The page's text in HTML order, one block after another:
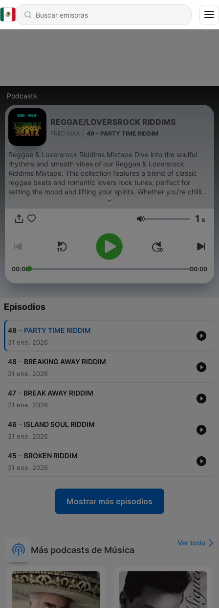
Podcasts
REGGAE/LOVERSROCK RIDDIMS
FRED MAX 49 - PARTY TIME RIDDIM
Reggae & Loversrock Riddims Mixtape Dive into the soulful
rhythms and smooth vibes of our Reggae & Loversrock
Riddims Mixtape. This collection features a blend of classic
reggae beats and romantic lovers rock tunes, perfect for
setting the mood and lifting your spirits. Whether you’re chilling
at home or hosting a laid-back gathering, these tracks will
and heartfelt lyrics take you on a musical journey that
Volumen 1 x
00:00 00:00
Episodios
49 - PARTY TIME RIDDIM
31 ene. 2026
48 - BREAKING AWAY RIDDIM
31 ene. 2026
47 - BREAK AWAY RIDDIM
31 ene. 2026
46 - ISLAND SOUL RIDDIM
31 ene. 2026
45 - BROKEN RIDDIM
31 ene. 2026
Mostrar más episodios
Más podcasts de Música
Ver todo